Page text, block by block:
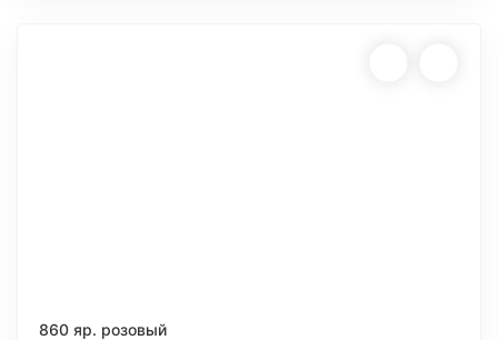
860 яр. розовый